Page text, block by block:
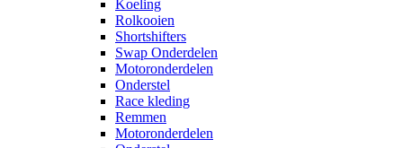
Koeling
Rolkooien
Shortshifters
Swap Onderdelen
Motoronderdelen
Onderstel
Race kleding
Remmen
Motoronderdelen